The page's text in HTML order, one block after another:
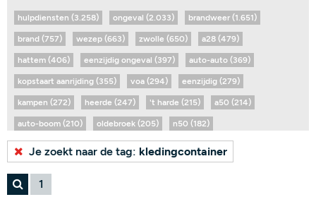
hulpdiensten (3.258) ongeval (2.033) brandweer (1.651)
brand (757) wezep (663) zwolle (650) a28 (479)
hattem (406) eenzijdig ongeval (397) auto-auto (369)
kopstaart aanrijding (355) voa (294) eenzijdig (279)
kampen (272) heerde (247) 't harde (215) a50 (214)
auto-boom (210) oldebroek (205) n50 (182)
Bekijk alle tags...
Je zoekt naar de tag: kledingcontainer
1